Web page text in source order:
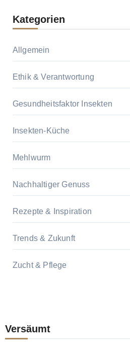
Kategorien
Allgemein
Ethik & Verantwortung
Gesundheitsfaktor Insekten
Insekten-Küche
Mehlwurm
Nachhaltiger Genuss
Rezepte & Inspiration
Trends & Zukunft
Zucht & Pflege
Versäumt